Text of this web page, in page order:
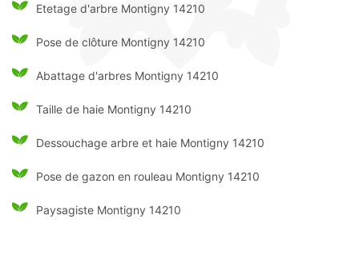
Etetage d'arbre Montigny 14210
Pose de clôture Montigny 14210
Abattage d'arbres Montigny 14210
Taille de haie Montigny 14210
Dessouchage arbre et haie Montigny 14210
Pose de gazon en rouleau Montigny 14210
Paysagiste Montigny 14210